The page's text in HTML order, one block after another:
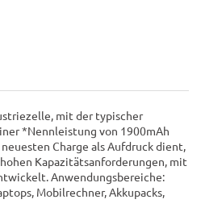
mit der typischer
*Nennleistung von 1900mAh
Charge als Aufdruck dient,
Kapazitätsanforderungen, mit
Anwendungsbereiche:
Mobilrechner, Akkupacks,